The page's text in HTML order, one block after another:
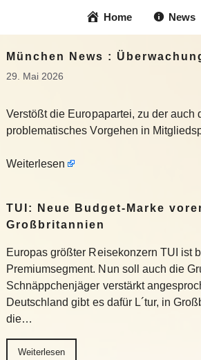
Home News
München News :
29. Mai 2026
Verstößt die Europapartei, zu der
problematisches Vorgehen in
Weiterlesen
TUI: Neue Budget-Marke
Großbritannien
Europas größter Reisekonzern TUI ist
Premiumsegment. Nun soll auch die
Schnäppchenjäger verstärkt
Deutschland gibt es dafür L´tur, in
die…
Weiterlesen